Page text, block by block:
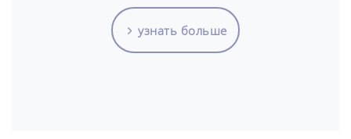
узнать больше